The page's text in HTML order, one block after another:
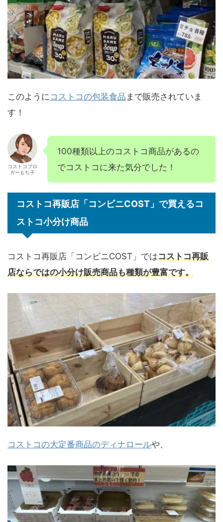
このように コストコの包装食品 まで販売されていま
す！
コストコブロ
ガーもち子
100種類以上のコストコ商品があるの
でコストコに来た気分でした！
コストコ再販店「コンビニCOST」で買えるコ
ストコ小分け商品
コストコ再販店「コンビニCOST」ではコストコ再販
店ならではの小分け販売商品も種類が豊富です。
コストコの大定番商品のディナロールや、